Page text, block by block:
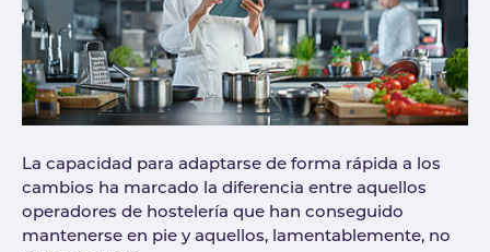
La capacidad para adaptarse de forma rápida a los
cambios ha marcado la diferencia entre aquellos
operadores de hostelería que han conseguido
mantenerse en pie y aquellos, lamentablemente, no